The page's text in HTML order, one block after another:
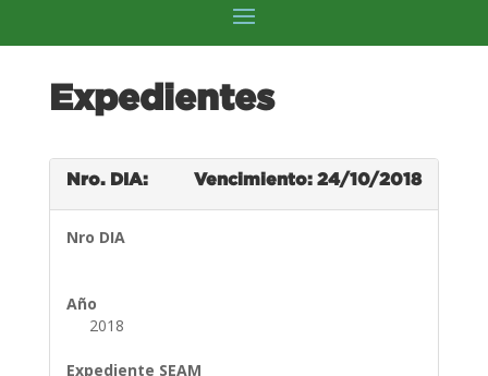
Expedientes
Nro. DIA: Vencimiento: 24/10/2018
Nro DIA
Año
2018
Expediente SEAM